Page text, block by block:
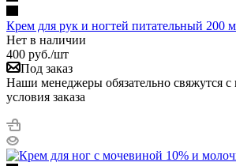
Крем для рук и ногтей питательный 200
Нет в наличии
400 руб./шт
Под заказ
Наши менеджеры обязательно свяжутся с
условия заказа